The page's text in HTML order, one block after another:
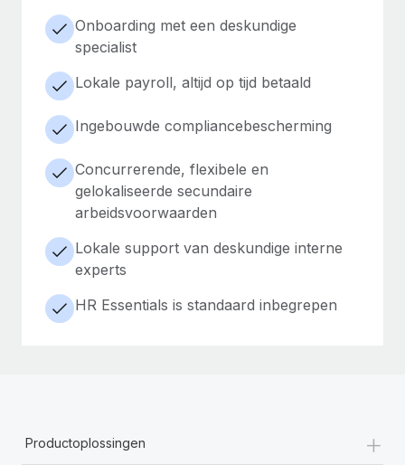
Onboarding met een deskundige
specialist
Lokale payroll, altijd op tijd betaald
Ingebouwde compliancebescherming
Concurrerende, flexibele en
gelokaliseerde secundaire
arbeidsvoorwaarden
Lokale support van deskundige interne
experts
HR Essentials is standaard inbegrepen
Productoplossingen +